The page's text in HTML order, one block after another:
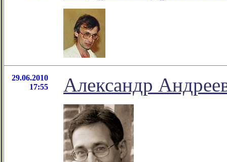
29.06.2010
17:55
Александр